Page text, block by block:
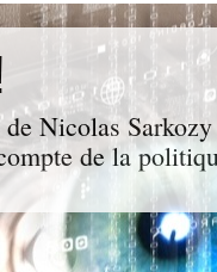
Nicolas
de la